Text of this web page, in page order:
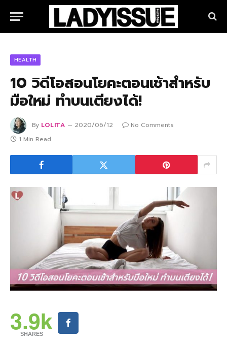
HEALTH
10 วิดีโอสอนโยคะตอนเช้าสำหรับ
มือใหม่ ทำบนเตียงได้!
By LOLITA 2020/06/12
No Comments
1 Min Read
3.9k
SHARES